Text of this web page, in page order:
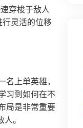
穿梭于敌人
灵活的位移
上单英雄，
习到如何在不
局是非常重要
。